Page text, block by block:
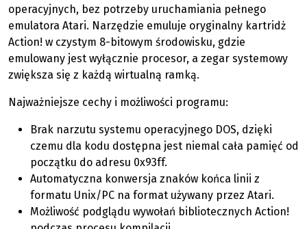
operacyjnych, bez potrzeby uruchamiania pełnego
emulatora Atari. Narzędzie emuluje oryginalny kartridż
Action! w czystym 8-bitowym środowisku, gdzie
emulowany jest wyłącznie procesor, a zegar systemowy
zwiększa się z każdą wirtualną ramką.
Najważniejsze cechy i możliwości programu:
Brak narzutu systemu operacyjnego DOS, dzięki
czemu dla kodu dostępna jest niemal cała pamięć od
początku do adresu 0x93ff.
Automatyczna konwersja znaków końca linii z
formatu Unix/PC na format używany przez Atari.
Możliwość podglądu wywołań bibliotecznych Action!